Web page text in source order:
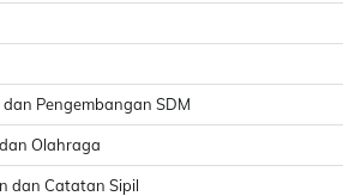
Pengembangan SDM
Olahraga
dan Catatan Sipil